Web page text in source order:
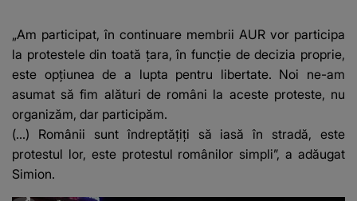
o boală gravă
„Am participat, în continuare membrii AUR vor participa
la protestele din toată ţara, în funcţie de decizia proprie,
este opţiunea de a lupta pentru libertate. Noi ne-am
asumat să fim alături de români la aceste proteste, nu
organizăm, dar participăm.
(...) Românii sunt îndreptăţiţi să iasă în stradă, este
protestul lor, este protestul românilor simpli”, a adăugat
Simion.